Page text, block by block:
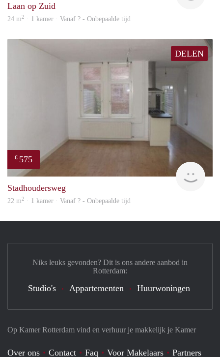
Laan op Zuid
24 m2 · 1 kamer · Vanaf ? - Onbepaalde tijd
DELEN
€ 575
Stadhoudersweg
22 m2 · 1 kamer · Vanaf ? - Onbepaalde tijd
Op Kamer Rotterdam vind en verhuur je makkelijk je Kamer
Over ons Contact Faq Voor Makelaars Partners
Niks leuks gevonden? Dit is ons andere aanbod in
Rotterdam:
Studio's Appartementen Huurwoningen